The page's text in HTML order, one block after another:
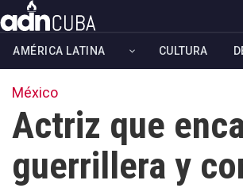
Skip
to
main
AMÉRICA LATINA CULTURA
México
Actriz que
guerrillera y